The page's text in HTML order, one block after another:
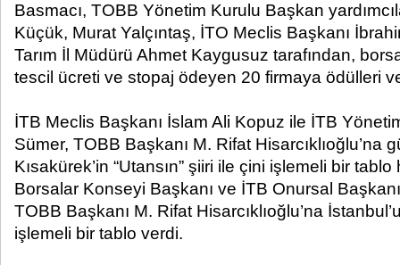
Basmacı, TOBB Yönetim Kurulu Başkan
Küçük, Murat Yalçıntaş, İTO Meclis Başkanı
Tarım İl Müdürü Ahmet Kaygusuz tarafından,
tescil ücreti ve stopaj ödeyen 20 firmaya ödülleri
İTB Meclis Başkanı İslam Ali Kopuz ile İTB
Sümer, TOBB Başkanı M. Rifat Hisarcıklıoğlu’na
Kısakürek’in “Utansın” şiiri ile çini işlemeli bir
Borsalar Konseyi Başkanı ve İTB Onursal
TOBB Başkanı M. Rifat Hisarcıklıoğlu’na
işlemeli bir tablo verdi.